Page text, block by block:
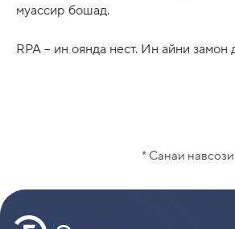
муассир бошад.
RPA – ин оянда нест. Ин айни замон
* Санаи